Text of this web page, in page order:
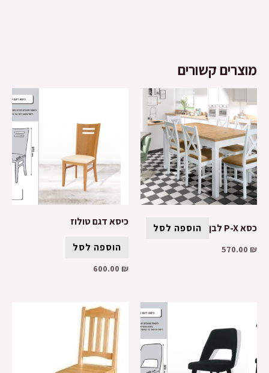
מוצרים קשורים
כסא P-X לבן הוספה לסל
570.00 ₪
כיסא דגם טולוז
הוספה לסל
600.00 ₪